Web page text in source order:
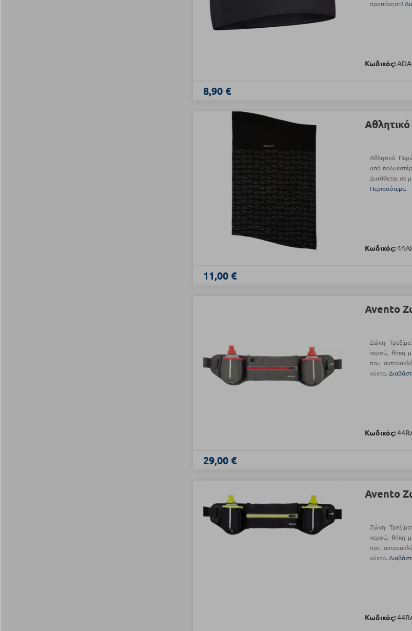
προπόνηση!
Κωδικός:
8,90 €
Αθλητικό
Αθλητικό
από
Διατίθεται σε
Περισσότερα
Κωδικός:
11,00 €
Avento
Ζώνη
νερού, θήκη
που
νύχτα.
Κωδικός:
29,00 €
Avento
Ζώνη
νερού, θήκη
που
νύχτα.
Κωδικός: